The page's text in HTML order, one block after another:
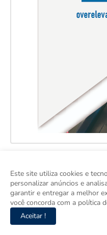
Este site utiliza cookies e
personalizar anúncios e
garantir e entregar a melhor
você concorda com a política
Aceitar !